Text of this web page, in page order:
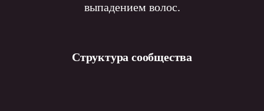
выпадением волос.
Структура сообщества